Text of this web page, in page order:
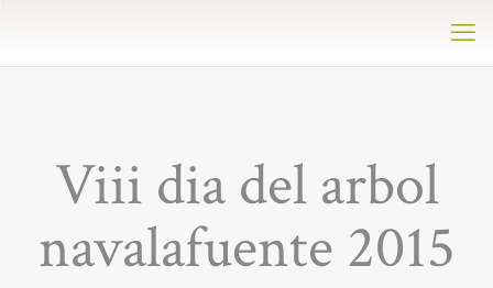
Viii dia del arbol
navalafuente 2015